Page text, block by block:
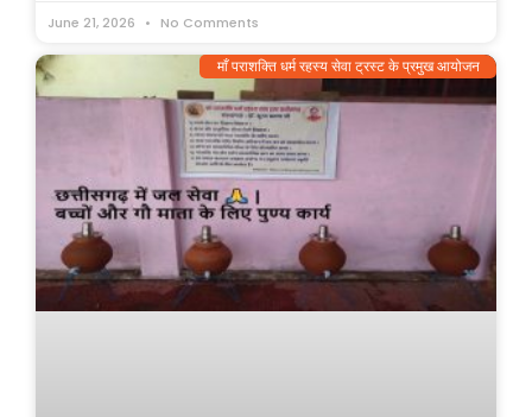
June 21, 2026 No Comments
माँ पराशक्ति धर्म रहस्य सेवा ट्रस्ट के प्रमुख आयोजन